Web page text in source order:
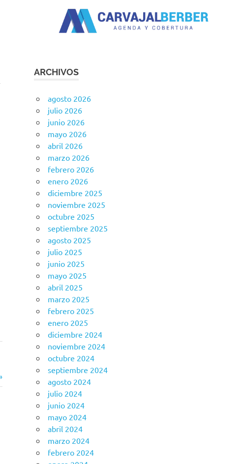
ARCHIVOS
agosto 2026
julio 2026
junio 2026
mayo 2026
abril 2026
marzo 2026
febrero 2026
enero 2026
diciembre 2025
noviembre 2025
octubre 2025
septiembre 2025
agosto 2025
julio 2025
junio 2025
mayo 2025
abril 2025
marzo 2025
febrero 2025
enero 2025
diciembre 2024
noviembre 2024
octubre 2024
septiembre 2024
agosto 2024
julio 2024
junio 2024
mayo 2024
abril 2024
marzo 2024
febrero 2024